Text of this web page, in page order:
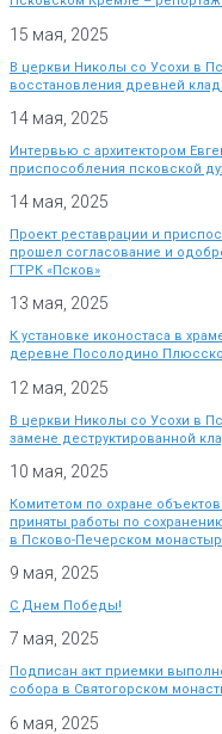
15 мая, 2025
В церкви Николы со Усохи в
восстановления древней
14 мая, 2025
Интервью с архитектором
приспособления псковской
14 мая, 2025
Проект реставрации и
прошел согласование и
ГТРК «Псков»
13 мая, 2025
К установке иконостаса в
деревне Посолодино
12 мая, 2025
В церкви Николы со Усохи в
замене деструктированной
10 мая, 2025
Комитетом по охране
приняты работы по
в Псково-Печерском
9 мая, 2025
С Днем Победы!
7 мая, 2025
Подписан акт приемки
собора в Святогорском
6 мая, 2025